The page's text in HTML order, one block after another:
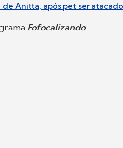
de Anitta, após pet ser atacado
Fofocalizando: